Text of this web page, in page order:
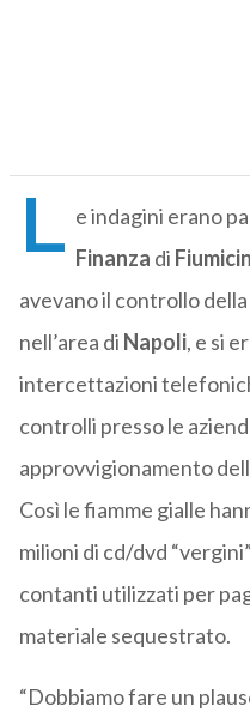
L e indagini erano
Finanza di
avevano il controllo
nell’area di Napoli, e si
intercettazioni
controlli presso le
approvvigionamento
Così le fiamme gialle
milioni di cd/dvd
contanti utilizzati per
materiale sequestrato.
“Dobbiamo fare un